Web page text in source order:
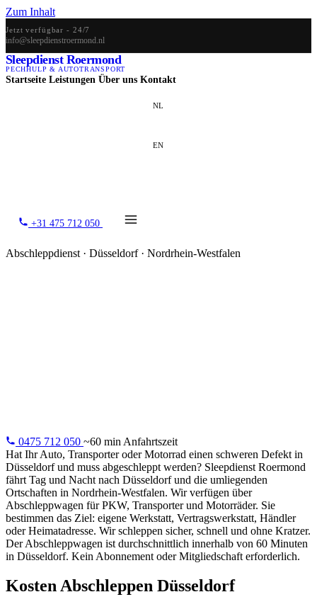
Zum Inhalt
Jetzt verfügbar - 24/7
info@sleepdienstroermond.nl
Sleepdienst Roermond
PECHHULP & AUTOTRANSPORT
Startseite Leistungen Über uns Kontakt
NL
EN
+31 475 712 050
Abschleppdienst · Düsseldorf · Nordrhein-Westfalen
0475 712 050 ~60 min Anfahrtszeit
Hat Ihr Auto, Transporter oder Motorrad einen schweren Defekt in
Düsseldorf und muss abgeschleppt werden? Sleepdienst Roermond
fährt Tag und Nacht nach Düsseldorf und die umliegenden
Ortschaften in Nordrhein-Westfalen. Wir verfügen über
Abschleppwagen für PKW, Transporter und Motorräder. Sie
bestimmen das Ziel: eigene Werkstatt, Vertragswerkstatt, Händler
oder Heimatadresse. Wir schleppen sicher, schnell und ohne Kratzer.
Der Abschleppwagen ist durchschnittlich innerhalb von 60 Minuten
in Düsseldorf. Kein Abonnement oder Mitgliedschaft erforderlich.
Kosten Abschleppen Düsseldorf